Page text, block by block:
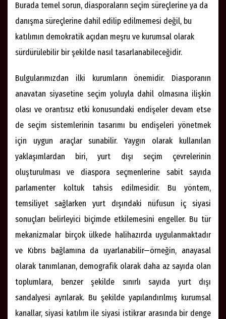
Burada temel sorun, diasporaların seçim süreçlerine ya da
danışma süreçlerine dahil edilip edilmemesi değil, bu
katılımın demokratik açıdan meşru ve kurumsal olarak
sürdürülebilir bir şekilde nasıl tasarlanabileceğidir.
Bulgularımızdan ilki kurumların önemidir. Diasporanın
anavatan siyasetine seçim yoluyla dahil olmasına ilişkin
olası ve orantısız etki konusundaki endişeler devam etse
de seçim sistemlerinin tasarımı bu endişeleri yönetmek
için uygun araçlar sunabilir. Yaygın olarak kullanılan
yaklaşımlardan biri, yurt dışı seçim çevrelerinin
oluşturulması ve diaspora seçmenlerine sabit sayıda
parlamenter koltuk tahsis edilmesidir. Bu yöntem,
temsiliyet sağlarken yurt dışındaki nüfusun iç siyasi
sonuçları belirleyici biçimde etkilemesini engeller. Bu tür
mekanizmalar birçok ülkede halihazırda uygulanmaktadır
ve Kıbrıs bağlamına da uyarlanabilir—örneğin, anayasal
olarak tanımlanan, demografik olarak daha az sayıda olan
toplumlara, benzer şekilde sınırlı sayıda yurt dışı
sandalyesi ayrılarak. Bu şekilde yapılandırılmış kurumsal
kanallar, siyasi katılım ile siyasi istikrar arasında bir denge